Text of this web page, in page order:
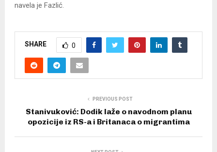
navela je Fazlić.
SHARE 0
PREVIOUS POST
Stanivuković: Dodik laže o navodnom planu
opozicije iz RS-a i Britanaca o migrantima